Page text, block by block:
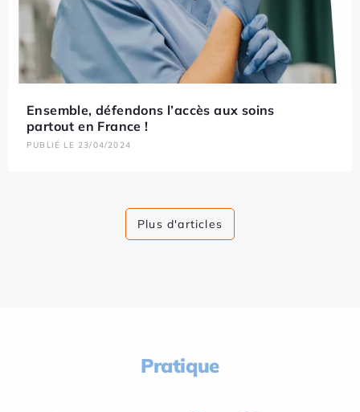
Ensemble, défendons l’accès aux soins
partout en France !
PUBLIÉ LE 23/04/2024
Plus d'articles
Pratique